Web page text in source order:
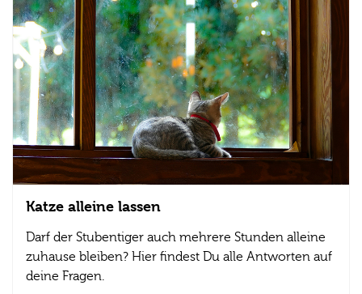
Katze alleine lassen
Darf der Stubentiger auch mehrere Stunden alleine
zuhause bleiben? Hier findest Du alle Antworten auf
deine Fragen.